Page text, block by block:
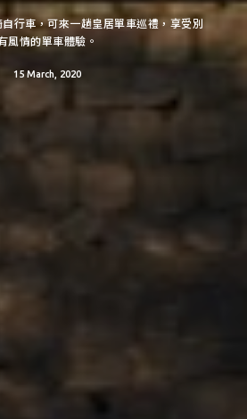
行車，可來一趟皇居單車巡禮，享受別
風情的單車體驗。
15 March, 2020